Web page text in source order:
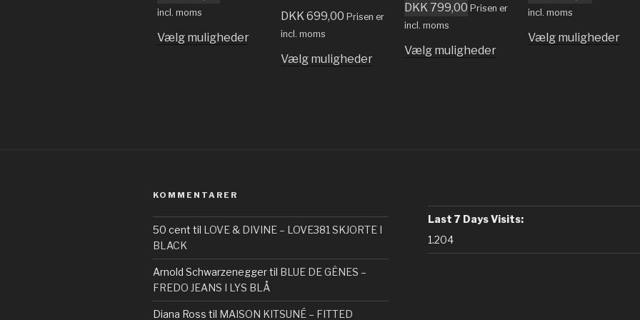
incl. moms
Vælg muligheder
DKK699,00 Prisen er
incl. moms
Vælg muligheder
DKK799,00 Prisen er
incl. moms
Vælg muligheder
incl. moms
Vælg muligheder
KOMMENTARER
50 cent til LOVE & DIVINE – LOVE381 SKJORTE I
BLACK
Arnold Schwarzeneggertil BLUE DE GÊNES –
FREDO JEANS I LYS BLÅ
Diana Ross til MAISON KITSUNÉ – FITTED
Last 7 Days Visits:
1.204